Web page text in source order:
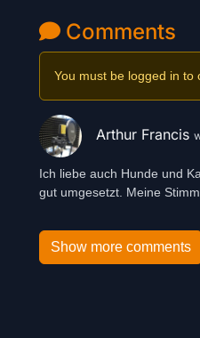
Comments
You must be logged in to
Arthur Francis
Ich liebe auch Hunde und
gut umgesetzt. Meine
Show more comments